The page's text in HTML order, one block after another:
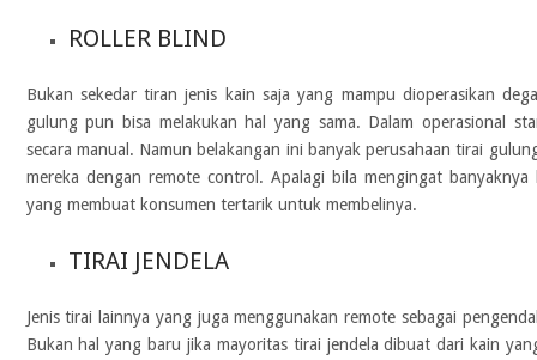
ROLLER BLIND
Bukan sekedar tiran jenis kain saja yang mampu dioperasikan
gulung pun bisa melakukan hal yang sama. Dalam operasional
secara manual. Namun belakangan ini banyak perusahaan tirai
mereka dengan remote control. Apalagi bila mengingat banyaknya
yang membuat konsumen tertarik untuk membelinya.
TIRAI JENDELA
Jenis tirai lainnya yang juga menggunakan remote sebagai
Bukan hal yang baru jika mayoritas tirai jendela dibuat dari kain